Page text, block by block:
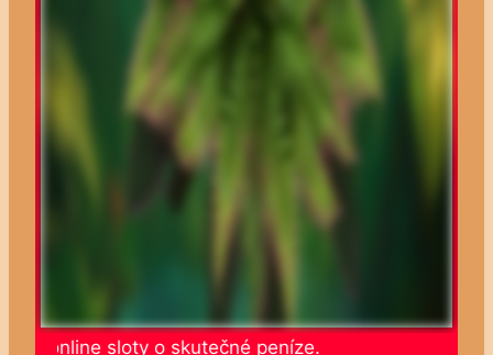
online sloty o skutečné peníze.